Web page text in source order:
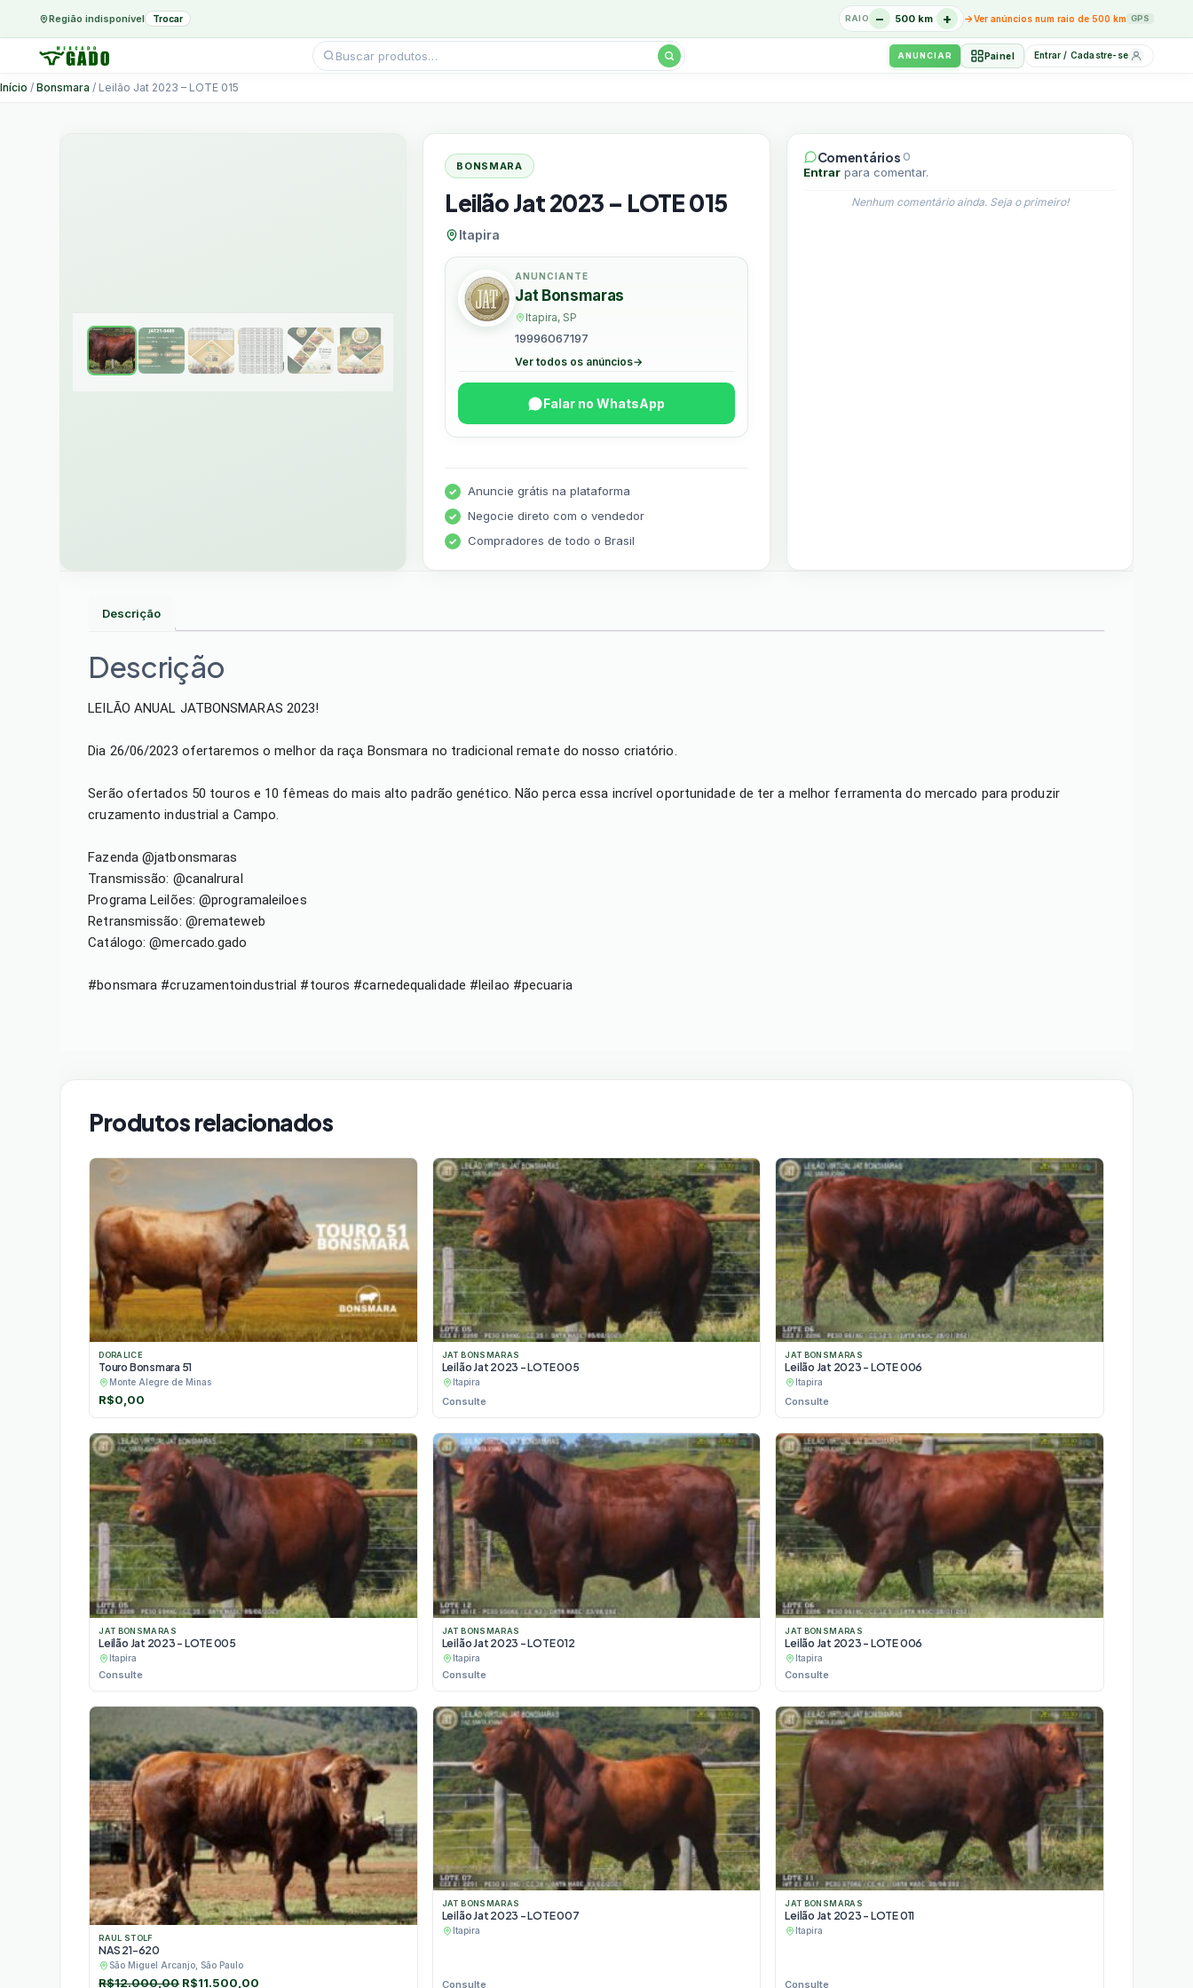
Região indisponível Trocar RAIO − 500 km + →Ver anúncios num raio de 500 km GPS
Pesquisar
produtos
ANUNCIAR Painel Entrar / Cadastre-se
Ir
Início / Bonsmara / Leilão Jat 2023 – LOTE 015
BONSMARA
Leilão Jat 2023 – LOTE 015
Itapira
ANUNCIANTE
Jat Bonsmaras
Itapira, SP
19996067197
Ver todos os anúncios→
Falar no WhatsApp
Anuncie grátis na plataforma
Negocie direto com o vendedor
Compradores de todo o Brasil
Comentários 0
Entrarpara comentar.
Nenhum comentário ainda. Seja o primeiro!
Descrição
Descrição
LEILÃO ANUAL JATBONSMARAS 2023!
Dia 26/06/2023 ofertaremos o melhor da raça Bonsmara no tradicional remate do nosso criatório.
Serão ofertados 50 touros e 10 fêmeas do mais alto padrão genético. Não perca essa incrível oportunidade de ter a melhor ferramenta do mercado para produzir
cruzamento industrial a Campo.
Fazenda @jatbonsmaras
Transmissão: @canalrural
Programa Leilões: @programaleiloes
Retransmissão: @remateweb
Catálogo: @mercado.gado
#bonsmara #cruzamentoindustrial #touros #carnedequalidade #leilao #pecuaria
Produtos relacionados
DORALICE
Touro Bonsmara 51
Monte Alegre de Minas
R$0,00
JAT BONSMARAS
Leilão Jat 2023 - LOTE 005
Itapira
Consulte
JAT BONSMARAS
Leilão Jat 2023 - LOTE 006
Itapira
Consulte
JAT BONSMARAS
Leilão Jat 2023 - LOTE 005
Itapira
Consulte
JAT BONSMARAS
Leilão Jat 2023 - LOTE 012
Itapira
Consulte
JAT BONSMARAS
Leilão Jat 2023 - LOTE 006
Itapira
Consulte
RAUL STOLF
NAS 21-620
São Miguel Arcanjo, São Paulo
R$12.000,00 O
R$11.500,00
JAT BONSMARAS
Leilão Jat 2023 - LOTE 007
Itapira
Consulte
JAT BONSMARAS
Leilão Jat 2023 - LOTE 011
Itapira
Consulte